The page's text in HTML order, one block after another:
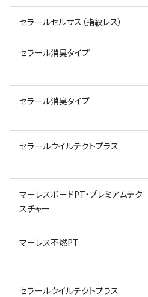
セラールセルサス（指紋レス）
セラール消臭タイプ
セラール消臭タイプ
セラールウイルテクトプラス
マーレスボードPT・プレミアムテク
スチャー
マーレス不燃PT
セラールウイルテクトプラス